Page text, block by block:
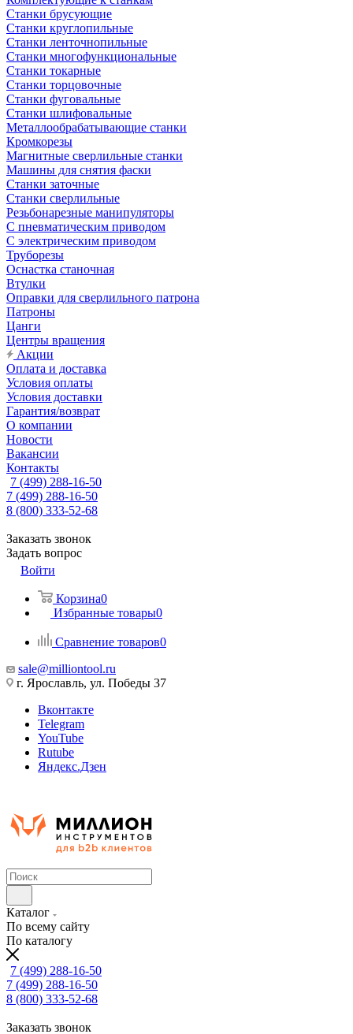
Станки брусующие
Станки круглопильные
Станки ленточнопильные
Станки многофункциональные
Станки токарные
Станки торцовочные
Станки фуговальные
Станки шлифовальные
Металлообрабатывающие станки
Кромкорезы
Магнитные сверлильные станки
Машины для снятия фаски
Станки заточные
Станки сверлильные
Резьбонарезные манипуляторы
С пневматическим приводом
С электрическим приводом
Труборезы
Оснастка станочная
Втулки
Оправки для сверлильного патрона
Патроны
Цанги
Центры вращения
Акции
Оплата и доставка
Условия оплаты
Условия доставки
Гарантия/возврат
О компании
Новости
Вакансии
Контакты
7 (499) 288-16-50
7 (499) 288-16-50
8 (800) 333-52-68
Заказать звонок
Задать вопрос
Войти
Корзина0
Избранные товары0
Сравнение товаров0
sale@milliontool.ru
г. Ярославль, ул. Победы 37
Вконтакте
Telegram
YouTube
Rutube
Яндекс.Дзен
Каталог
По всему сайту
По каталогу
7 (499) 288-16-50
7 (499) 288-16-50
8 (800) 333-52-68
Заказать звонок